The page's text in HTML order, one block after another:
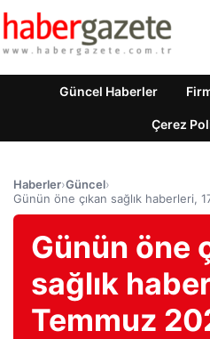
Güncel Haberler
Çerez
Haberler›Güncel›
Günün öne çıkan sağlık haberleri,
Günün öne
sağlık
Temmuz